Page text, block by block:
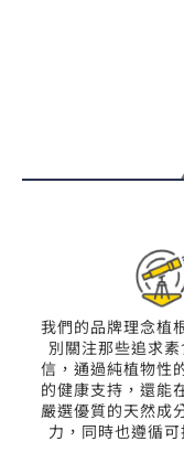
我們的品牌理念植
別關注那些追求
信，通過純植物性
的健康支持，還能
嚴選優質的天然成
力，同時也遵循